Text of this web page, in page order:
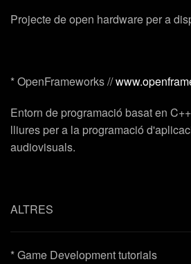
Projecte de open hardware per a
*OpenFrameworks//
Entorn de programació basat en
lliures per a la programació
audiovisuals.
ALTRES
* Game Development tutorials